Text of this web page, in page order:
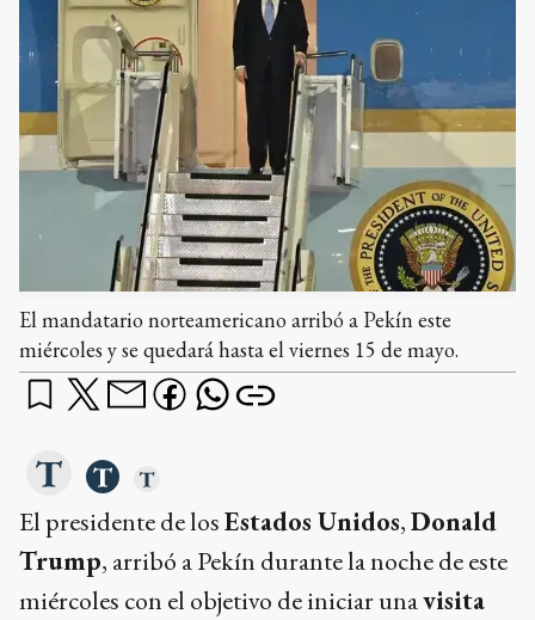
El mandatario norteamericano arribó a Pekín este
miércoles y se quedará hasta el viernes 15 de mayo.
El presidente de losEstados Unidos,Donald
Trump, arribó a Pekín durante la noche de este
miércoles con el objetivo de iniciar unavisita